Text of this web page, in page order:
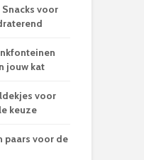
voor
jouw kat
voor
keuze
paars voor de